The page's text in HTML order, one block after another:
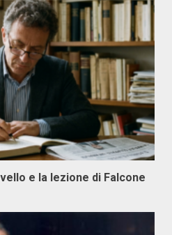
e la lezione di Falcone